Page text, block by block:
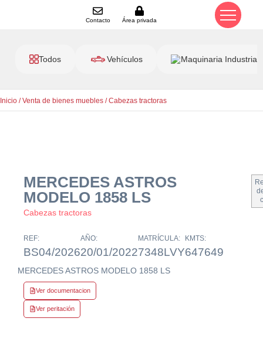
Contacto Área privada
Todos Vehículos Maquinaria Industrial
Inicio /Venta de bienes muebles /Cabezas tractoras
MERCEDES ASTROS
MODELO 1858 LS
Cabezas tractoras
REF:
BS04/2026
AÑO:
20/01/2022
MATRÍCULA:
7348LVY
KMTS:
647649
MERCEDES ASTROS MODELO 1858 LS
Ver documentacion
Ver peritación